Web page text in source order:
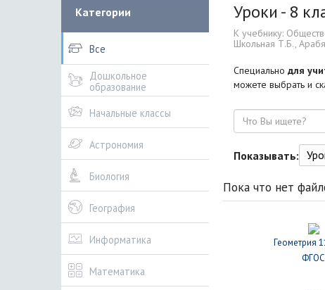
Категории
Все
Дошкольное
образование
Начальные классы
Астрономия
Биология
География
Информатика
Математика
Уроки - 8
К учебнику:
Школьная Т.Б.,
Специально для
можете выбрать и
Поиск
Показывать:
Пока что нет
Геометрия
ФГОС